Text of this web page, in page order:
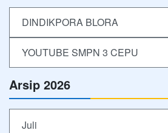
DINDIKPORA BLORA
YOUTUBE SMPN 3 CEPU
Arsip 2026
Juli